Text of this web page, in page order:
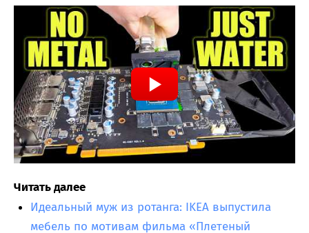
Читать далее
Идеальный муж из ротанга: IKEA выпустила
мебель по мотивам фильма «Плетеный